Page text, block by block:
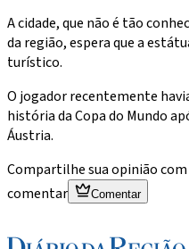
A cidade, que não é tão
da região, espera que a
turístico.
O jogador recentemente
história da Copa do Mundo
Áustria.
Compartilhe sua opinião
comentar
Comentar